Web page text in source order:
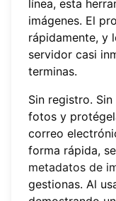
línea, esta
imágenes. El
rápidamente, y
servidor casi
terminas.
Sin registro.
fotos y
correo
forma rápida,
metadatos de
gestionas. Al